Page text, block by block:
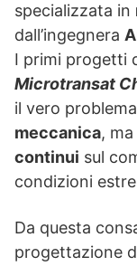
specializzata in
dall’ingegnera
I primi progetti
Microtransat
il vero
meccanica,
continui sul
condizioni
Da questa
progettazione